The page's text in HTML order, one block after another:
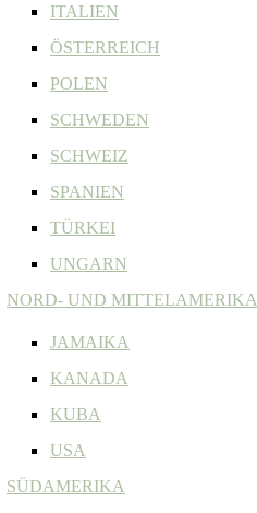
ITALIEN
ÖSTERREICH
POLEN
SCHWEDEN
SCHWEIZ
SPANIEN
TÜRKEI
UNGARN
NORD- UND MITTELAMERIKA
JAMAIKA
KANADA
KUBA
USA
SÜDAMERIKA